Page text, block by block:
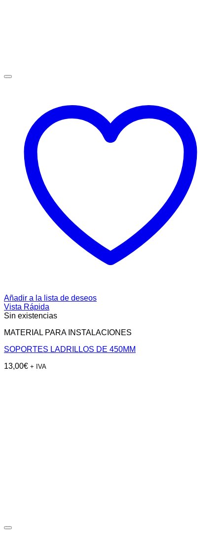
Añadir a la lista de deseos
Vista Rápida
Sin existencias
MATERIAL PARA INSTALACIONES
SOPORTES LADRILLOS DE 450MM
13,00€ + IVA